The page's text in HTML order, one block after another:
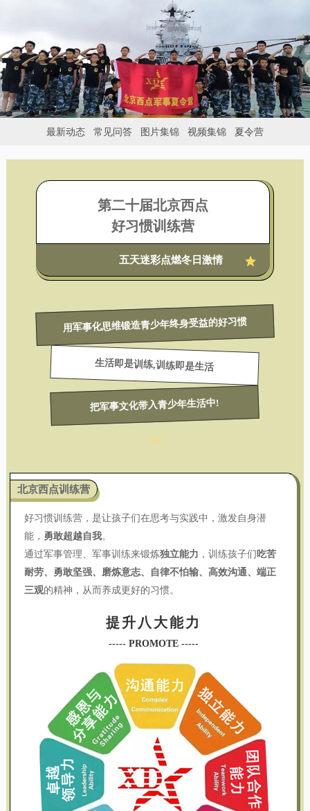
最新动态 常见问答 图片集锦 视频集锦 夏令营
第二十届北京西点
好习惯训练营
五天迷彩点燃冬日激情
用军事化思维锻造青少年终身受益的好习惯
生活即是训练,训练即是生活
把军事文化带入青少年生活中!
北京西点训练营
好习惯训练营，是让孩子们在思考与实践中，激发自身潜
能， 勇敢超越自我。
通过军事管理、军事训练来锻炼独立能力 ，训练孩子们 吃苦
耐劳、勇敢坚强、磨炼意志、自律不怕输、高效沟通、端正
三观的精神，从而养成更好的习惯。
提升八大能力
----- PROMOTE -----